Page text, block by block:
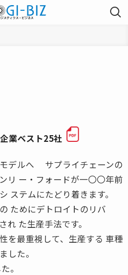
業ベスト25社
デルへ サプライチェーンの
リ ー・フォードが一〇〇年前
ステムにたどり着きます。
ためにデトロイトのリバ
れ た生産手法です。
を最重視して、生産する 車種
した。
。